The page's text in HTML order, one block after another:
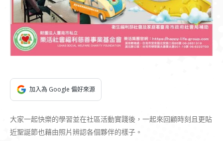
加入為 Google 偏好來源
大家一起快樂的學習並在社區活動實踐後，一起來回顧時刻且更貼
近聖誕節也藉由照片辨認各個夥伴的樣子。